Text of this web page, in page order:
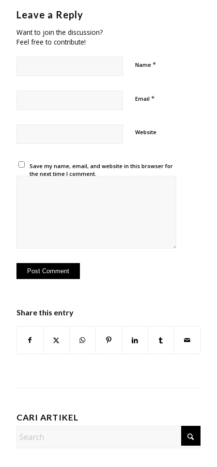
Leave a Reply
Want to join the discussion?
Feel free to contribute!
Name *
Email *
Website
Save my name, email, and website in this browser for
the next time I comment.
Share this entry
CARI ARTIKEL